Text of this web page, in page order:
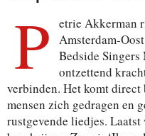
P
etrie Akkerman
Amsterdam-
Bedside
ontzettend
verbinden. Het komt
mensen zich gedragen en
rustgevende liedjes.